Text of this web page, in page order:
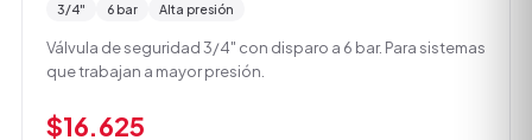
3/4" 6 bar Alta presión
Válvula de seguridad 3/4" con disparo a 6 bar. Para sistemas
que trabajan a mayor presión.
$16.625